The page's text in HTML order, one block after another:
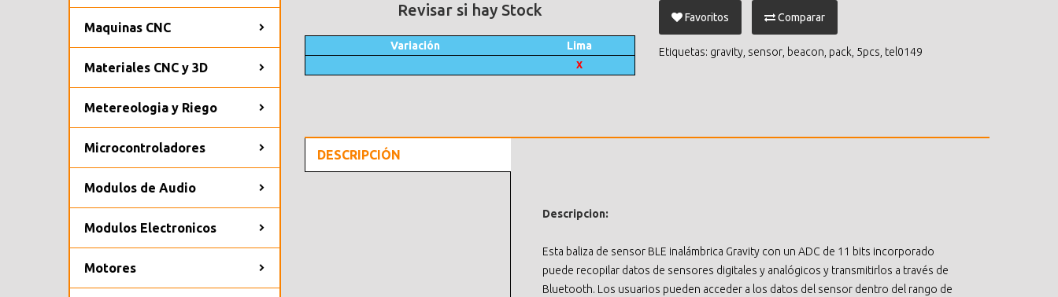
Maquinas CNC
Materiales CNC y 3D
Metereologia y Riego
Microcontroladores
Modulos de Audio
Modulos Electronicos
Motores
Revisar si hay Stock
Variación Lima
X
Favoritos Comparar
Etiquetas: gravity sensor beacon pack 5pcs tel0149
DESCRIPCIÓN
Descripcion:
Esta baliza de sensor BLE inalámbrica Gravity con un ADC de 11 bits incorporado
puede recopilar datos de sensores digitales y analógicos y transmitirlos a través de
Bluetooth. Los usuarios pueden acceder a los datos del sensor dentro del rango de